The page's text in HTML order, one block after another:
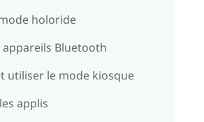
holoride
appareils Bluetooth
utiliser le mode kiosque
applis